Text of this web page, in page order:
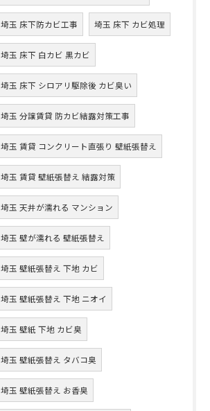
埼玉 床下防カビ工事 埼玉 床下 カビ処理
埼玉 床下 白カビ 黒カビ
埼玉 床下 シロアリ駆除後 カビ臭い
埼玉 分譲賃貸 防カビ結露対策工事
埼玉 賃貸 コンクリート直張り 壁紙張替え
埼玉 賃貸 壁紙張替え 結露対策
埼玉 天井が濡れる マンション
埼玉 壁が濡れる 壁紙張替え
埼玉 壁紙張替え 下地 カビ
埼玉 壁紙張替え 下地 ニオイ
埼玉 壁紙 下地 カビ臭
埼玉 壁紙張替え タバコ臭
埼玉 壁紙張替え お香臭